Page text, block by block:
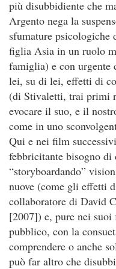
più disubbidiente che
Argento nega la
sfumature
figlia Asia in un ruolo
famiglia) e con urgente
lei, su di lei, effetti di
(di Stivaletti, trai primi
evocare il suo, e il
come in uno
Qui e nei film
febbricitante bisogno di
“storyboardando”
nuove (come gli effetti
collaboratore di David
[2007]) e, pure nei
pubblico, con la
comprendere o anche
può far altro che